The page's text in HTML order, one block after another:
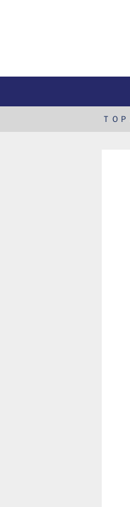
ＴＯＰ